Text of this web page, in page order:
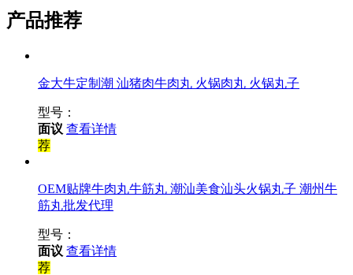
产品推荐
金大牛定制潮 汕猪肉牛肉丸 火锅肉丸 火锅丸子
型号：
面议 查看详情
荐
OEM贴牌牛肉丸牛筋丸 潮汕美食汕头火锅丸子 潮州牛
筋丸批发代理
型号：
面议 查看详情
荐